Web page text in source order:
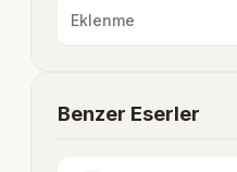
Eklenme
Benzer Eserler